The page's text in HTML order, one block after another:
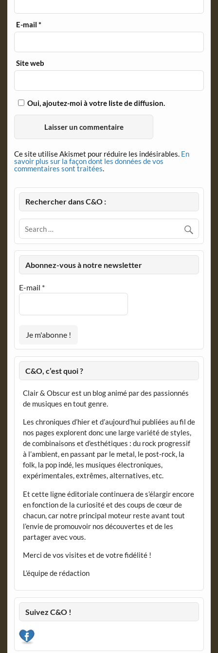
E-mail*
Site web
Oui, ajoutez-moi à votre liste de diffusion.
Ce site utilise Akismet pour réduire les indésirables. En
savoir plus sur la façon dont les données de vos
commentaires sont traitées.
Rechercher dans C&O :
Abonnez-vous à notre newsletter
E-mail *
C&O, c’est quoi ?
Clair & Obscur est un blog animé par des passionnés
de musiques en tout genre.
Les chroniques d’hier et d’aujourd’hui publiées au fil de
nos pages explorent donc une large variété de styles,
de combinaisons et d’esthétiques : du rock progressif
à l’ambient, en passant par le metal, le post-rock, la
folk, la pop indé, les musiques électroniques,
expérimentales, extrêmes, alternatives, etc.
Et cette ligne éditoriale continuera de s’élargir encore
en fonction de la curiosité et des coups de cœur de
chacun, car notre principal moteur reste avant tout
l’envie de promouvoir nos découvertes et de les
partager avec vous.
Merci de vos visites et de votre fidélité !
L’équipe de rédaction
Suivez C&O !